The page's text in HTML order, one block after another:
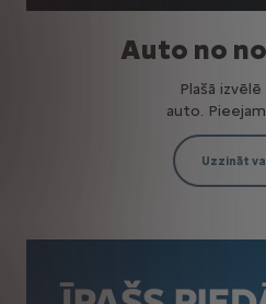
Auto no
Plašā
auto.
Uzzināt